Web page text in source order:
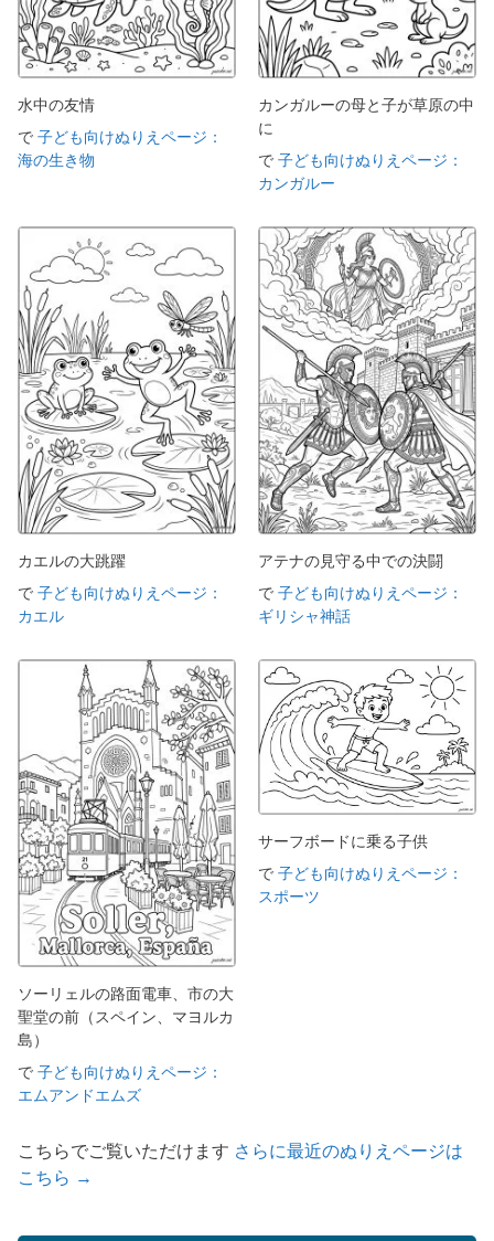
水中の友情
で 子ども向けぬりえページ：
海の生き物
カンガルーの母と子が草原の中
に
で 子ども向けぬりえページ：
カンガルー
カエルの大跳躍
で 子ども向けぬりえページ：
カエル
アテナの見守る中での決闘
で 子ども向けぬりえページ：
ギリシャ神話
ソーリェルの路面電車、市の大
聖堂の前（スペイン、マヨルカ
島）
で 子ども向けぬりえページ：
エムアンドエムズ
サーフボードに乗る子供
で 子ども向けぬりえページ：
スポーツ
こちらでご覧いただけます さらに最近のぬりえページは
こちら →